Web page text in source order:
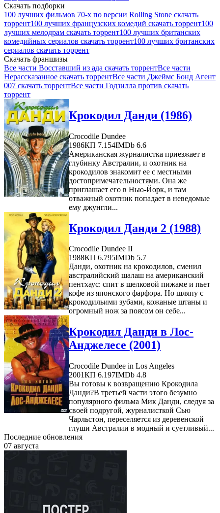
Скачать подборки
100 лучших фильмов 70-х по версии Rolling Stone скачать
торрент100 лучших французских комедий скачать торрент100
лучших мелодрам скачать торрент100 лучших британских
комедийных сериалов скачать торрент100 лучших британских
сериалов скачать торрент
Скачать франшизы
Все части Восставший из ада скачать торрентВсе части
Нерассказанное скачать торрентВсе части Джеймс Бонд Агент
007 скачать торрентВсе части Годзилла против скачать
торрент
Крокодил Данди (1986)
Crocodile Dundee
1986КП 7.154IMDb 6.6
Американская журналистка приезжает в
глубинку Австралии, и охотник на
крокодилов знакомит ее с местными
достопримечательностями. Она же
приглашает его в Нью-Йорк, и там
отважный охотник попадает в неведомые
ему джунгли...
Крокодил Данди 2 (1988)
Crocodile Dundee II
1988КП 6.795IMDb 5.7
Данди, охотник на крокодилов, сменил
австралийский шалаш на американский
пентхаус: спит в шелковой пижаме и пьет
кофе из японского фарфора. Но шляпу с
крокодильими зубами, кожаные штаны и
огромный нож за поясом он себе...
Крокодил Данди в Лос-
Анджелесе (2001)
Crocodile Dundee in Los Angeles
2001КП 6.197IMDb 4.8
Вы готовы к возвращению Крокодила
Данди?В третьей части этого безумно
популярного фильма Мик Данди, следуя за
своей подругой, журналисткой Сью
Чарльстон, переселяется из деревенской
глуши Австралии в модный и суетливый...
Последние обновления
07 августа